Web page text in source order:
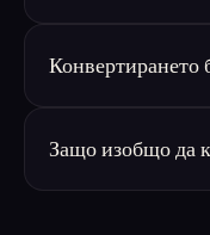
Конвертирането
Защо изобщо да